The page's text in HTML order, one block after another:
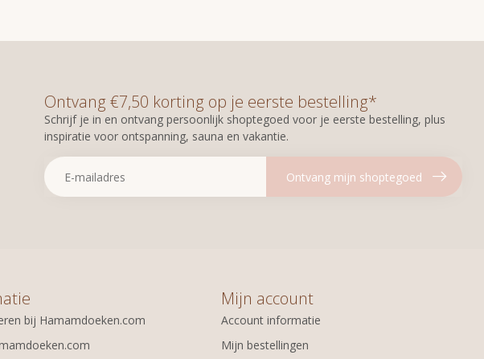
Ontvang €7,50 korting op je eerste bestelling*
Schrijf je in en ontvang persoonlijk shoptegoed voor je eerste bestelling, plus
inspiratie voor ontspanning, sauna en vakantie.
Ontvang mijn shoptegoed
bij Hamamdoeken.com
Mijn account
Account informatie
Mijn bestellingen